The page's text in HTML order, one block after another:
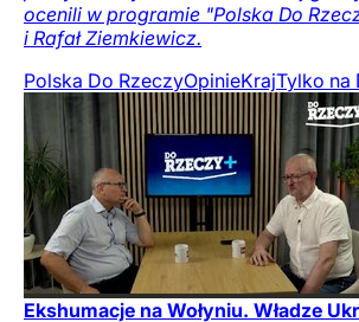
ocenili w programie "Polska Do
i Rafał Ziemkiewicz.
Polska Do RzeczyOpinieKrajTylko na
Ekshumacje na Wołyniu. Władze